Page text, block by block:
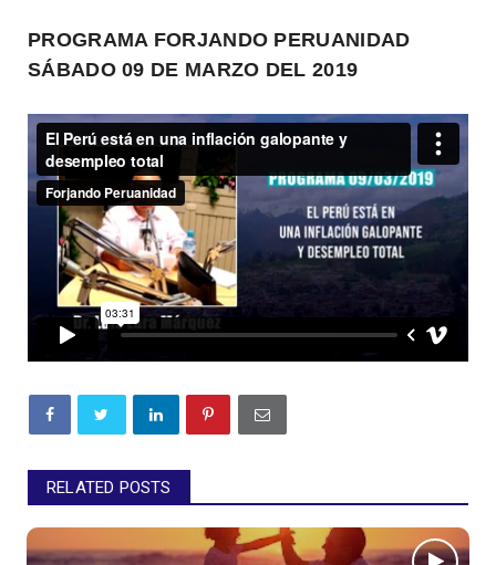
PROGRAMA FORJANDO PERUANIDAD
SÁBADO 09 DE MARZO DEL 2019
RELATED POSTS